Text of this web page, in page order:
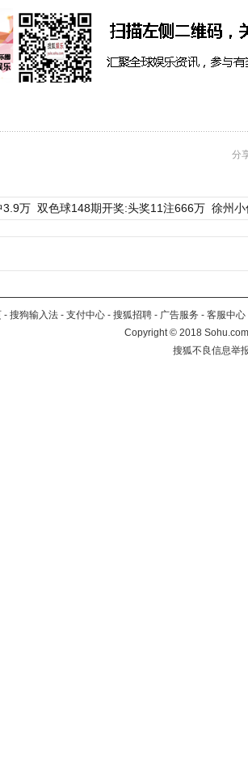
分
3.9万 双色球148期开奖:头奖11注666万 徐州
- 搜狗输入法 - 支付中心 - 搜狐招聘 - 广告服务 - 客服中心
Copyright©2018
搜狐不良信息举